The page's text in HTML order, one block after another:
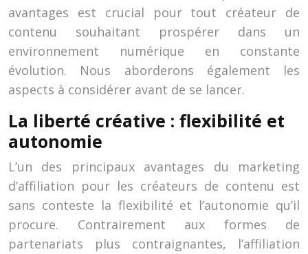
avantages est crucial pour tout créateur de
contenu souhaitant prospérer dans un
environnement numérique en constante
évolution. Nous aborderons également les
aspects à considérer avant de se lancer.
La liberté créative : flexibilité et
autonomie
L’un des principaux avantages du marketing
d’affiliation pour les créateurs de contenu est
sans conteste la flexibilité et l’autonomie qu’il
procure. Contrairement aux formes de
partenariats plus contraignantes, l’affiliation